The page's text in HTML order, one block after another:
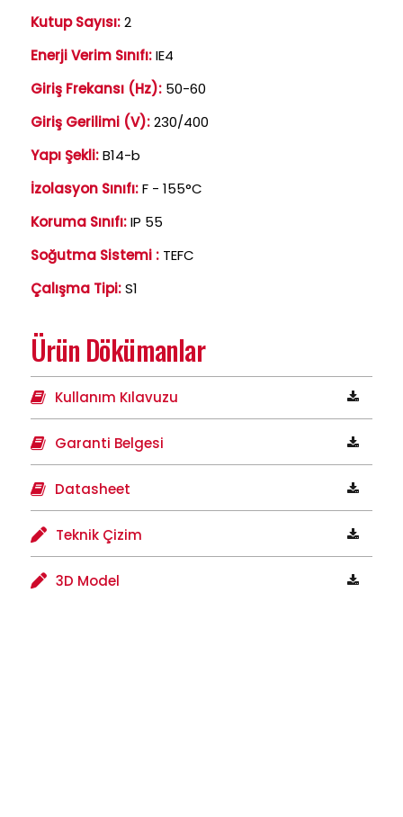
Kutup Sayısı:2
Enerji Verim Sınıfı:IE4
Giriş Frekansı (Hz): 50-60
Giriş Gerilimi (V):230/400
Yapı Şekli:B14-b
İzolasyon Sınıfı:F - 155°C
Koruma Sınıfı:IP 55
Soğutma Sistemi : TEFC
Çalışma Tipi:S1
Ürün Dökümanlar
Kullanım Kılavuzu
Garanti Belgesi
Datasheet
Teknik Çizim
3D Model